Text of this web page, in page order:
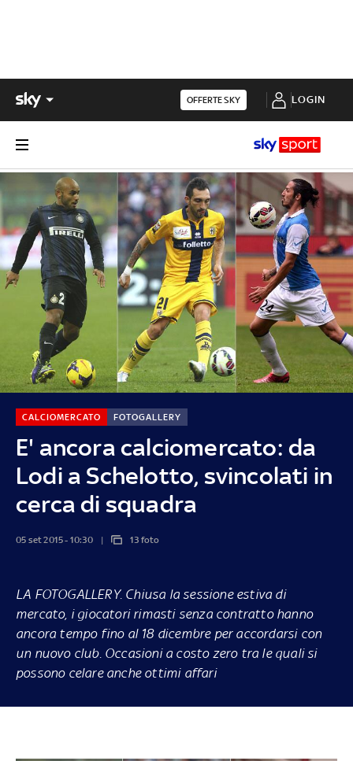
OFFERTE SKY LOGIN
E' ancora calciomercato: da
Lodi a Schelotto, svincolati in
cerca di squadra
CALCIOMERCATO FOTOGALLERY
05 set 2015 - 10:30 13 foto
LA FOTOGALLERY. Chiusa la sessione estiva di
mercato, i giocatori rimasti senza contratto hanno
ancora tempo fino al 18 dicembre per accordarsi con
un nuovo club. Occasioni a costo zero tra le quali si
possono celare anche ottimi affari